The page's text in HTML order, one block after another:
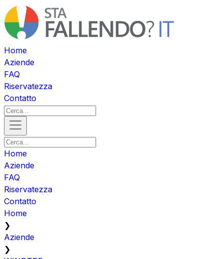
Home
Aziende
FAQ
Riservatezza
Contatto
Home
Aziende
FAQ
Riservatezza
Contatto
Home
❯
Aziende
❯